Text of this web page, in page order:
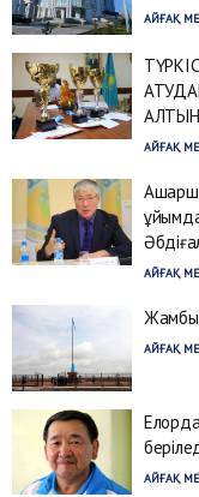
АЙҒАҚ
АЙҒАҚ
АЙҒАҚ
АЙҒАҚ
АЙҒАҚ